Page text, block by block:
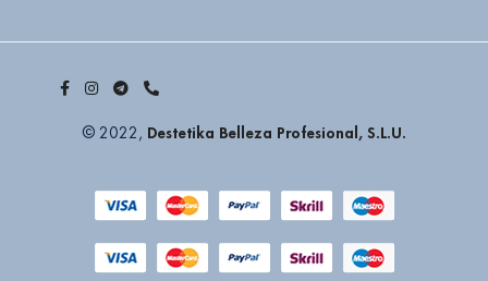
© 2022, Destetika Belleza Profesional, S.L.U.